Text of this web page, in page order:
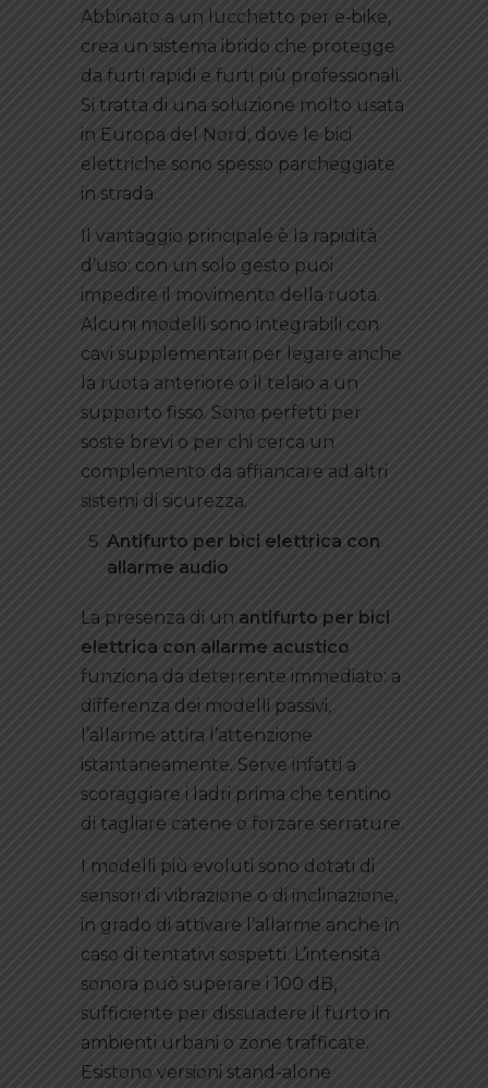
Abbinato a un lucchetto per e‑bike,
crea un sistema ibrido che protegge
da furti rapidi e furti più professionali.
Si tratta di una soluzione molto usata
in Europa del Nord, dove le bici
elettriche sono spesso parcheggiate
in strada.
Il vantaggio principale è la rapidità
d’uso: con un solo gesto puoi
impedire il movimento della ruota.
Alcuni modelli sono integrabili con
cavi supplementari per legare anche
la ruota anteriore o il telaio a un
supporto fisso. Sono perfetti per
soste brevi o per chi cerca un
complemento da affiancare ad altri
sistemi di sicurezza.
Antifurto per bici elettrica con
allarme audio
La presenza di un antifurto per bici
elettrica con allarme acustico
funziona da deterrente immediato: a
differenza dei modelli passivi,
l’allarme attira l’attenzione
istantaneamente. Serve infatti a
scoraggiare i ladri prima che tentino
di tagliare catene o forzare serrature.
I modelli più evoluti sono dotati di
sensori di vibrazione o di inclinazione,
in grado di attivare l’allarme anche in
caso di tentativi sospetti. L’intensità
sonora può superare i 100 dB,
sufficiente per dissuadere il furto in
ambienti urbani o zone trafficate.
Esistono versioni stand-alone